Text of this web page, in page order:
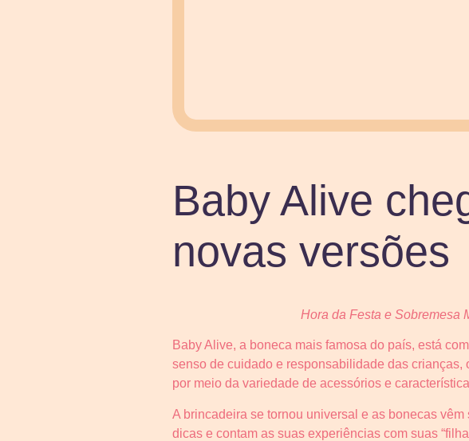
Baby Alive
novas versões
Hora da Festa e Sobremesa
Baby Alive, a boneca mais famosa do país, está
senso de cuidado e responsabilidade das crianças,
por meio da variedade de acessórios e
A brincadeira se tornou universal e as bonecas
dicas e contam as suas experiências com suas